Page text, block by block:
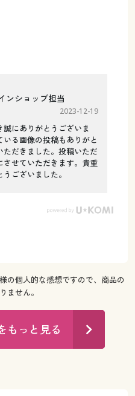
ンショップ担当
2023-12-19
にありがとうございま
る画像の投稿もありがと
だきました。投稿いただ
させていただきます。貴重
ございました。
の個人的な感想ですので、商品の
ません。
もっと見る